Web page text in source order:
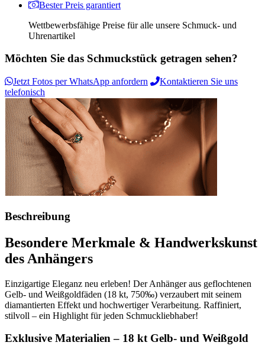
Bester Preis garantiert
Wettbewerbsfähige Preise für alle unsere Schmuck- und
Uhrenartikel
Möchten Sie das Schmuckstück getragen sehen?
Jetzt Fotos per WhatsApp anfordern
Kontaktieren Sie uns
telefonisch
Beschreibung
Besondere Merkmale & Handwerkskunst
des Anhängers
Einzigartige Eleganz neu erleben! Der Anhänger aus geflochtenen
Gelb- und Weißgoldfäden (18 kt, 750‰) verzaubert mit seinem
diamantierten Effekt und hochwertiger Verarbeitung. Raffiniert,
stilvoll – ein Highlight für jeden Schmuckliebhaber!
Exklusive Materialien – 18 kt Gelb- und Weißgold